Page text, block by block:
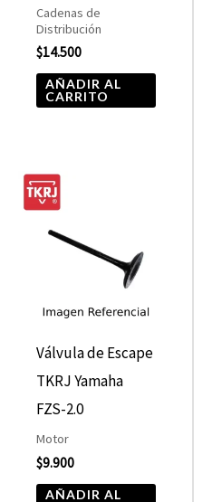
Cadenas de
Distribución
$14.500
AÑADIR AL
CARRITO
Válvula de Escape
TKRJ Yamaha
FZS-2.0
Motor
$9.900
AÑADIR AL